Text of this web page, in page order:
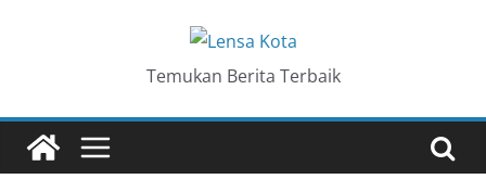
Temukan Berita Terbaik